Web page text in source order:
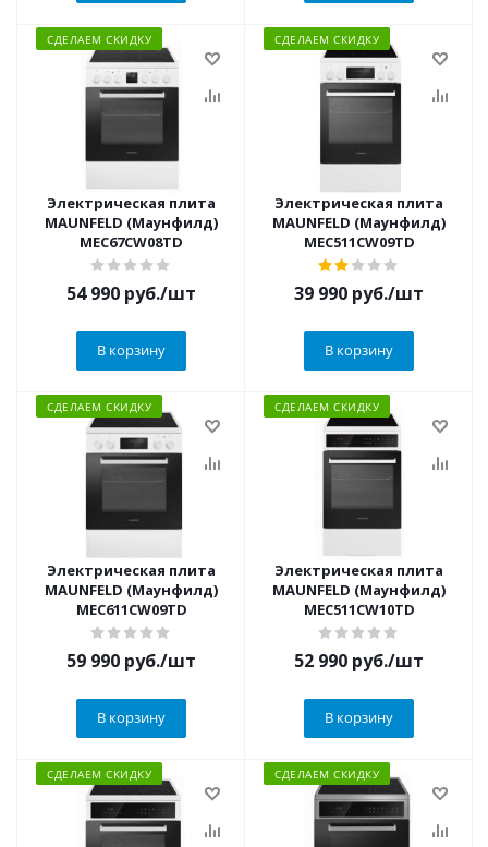
СДЕЛАЕМ СКИДКУ
Электрическая плита
MAUNFELD (Маунфилд)
MEC67CW08TD
54 990 руб./шт
В корзину
СДЕЛАЕМ СКИДКУ
Электрическая плита
MAUNFELD (Маунфилд)
MEC511CW09TD
39 990 руб./шт
В корзину
СДЕЛАЕМ СКИДКУ
Электрическая плита
MAUNFELD (Маунфилд)
MEC611CW09TD
59 990 руб./шт
В корзину
СДЕЛАЕМ СКИДКУ
Электрическая плита
MAUNFELD (Маунфилд)
MEC511CW10TD
52 990 руб./шт
В корзину
СДЕЛАЕМ СКИДКУ СДЕЛАЕМ СКИДКУ